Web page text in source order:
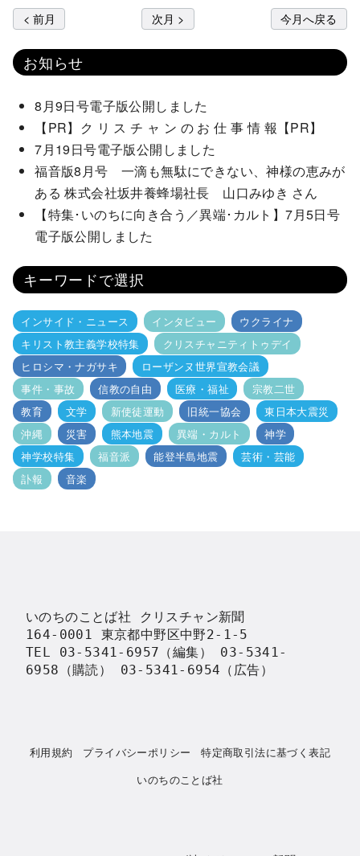
< 前月 次月 > 今月へ戻る
お知らせ
8月9日号電子版公開しました
【PR】ク リ ス チ ャ ン の お 仕 事 情 報【PR】
7月19日号電子版公開しました
福音版8月号 一滴も無駄にできない、神様の恵みが
ある 株式会社坂井養蜂場社長 山口みゆき さん
【特集･いのちに向き合う／異端･カルト】7月5日号
電子版公開しました
キーワードで選択
インサイド・ニュース インタビュー
ウクライナ
キリスト教主義学校特集
クリスチャニティトゥデイ
ヒロシマ・ナガサキ
ローザンヌ世界宣教会議
事件・事故
信教の自由 医療・福祉
宗教二世
教育
文学 新使徒運動 旧統一協会
東日本大震災
沖縄
災害 熊本地震 異端・カルト
神学
神学校特集
福音派 能登半島地震
芸術・芸能
訃報
音楽
いのちのことば社 クリスチャン新聞
164-0001 東京都中野区中野2-1-5
TEL 03-5341-6957（編集） 03-5341-
6958（購読） 03-5341-6954（広告）
利用規約 プライバシーポリシー
特定商取引法に基づく表記
いのちのことば社